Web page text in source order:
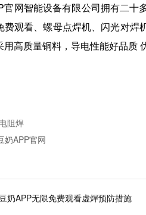
网智能设备有限公司拥有二十
观看、螺母点焊机、闪光
高质量铜料，导电性能好品质
电阻焊
奶APP官网
奶APP无限免费观看虚焊预防措施